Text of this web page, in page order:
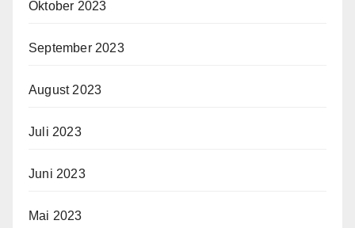
Oktober 2023
September 2023
August 2023
Juli 2023
Juni 2023
Mai 2023